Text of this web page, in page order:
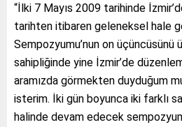
“İlki 7 Mayıs 2009 tarihinde
tarihten itibaren geleneksel hale
Sempozyumu’nun on üçüncüsünü
sahipliğinde yine İzmir’de
aramızda görmekten duyduğum
isterim. İki gün boyunca iki farklı
halinde devam edecek